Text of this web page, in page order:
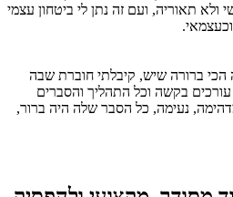
ולא תאוריה, ועם זה נתן לי ביטחון עצמי
הכי ברורה שיש, קיבלתי חוברת שבה
בקשה וכל התהליך והסברים
נעימה, כל הסבר שלה היה ברור,